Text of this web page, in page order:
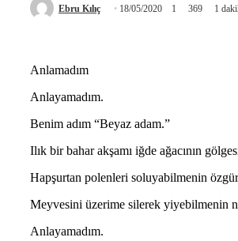
Ebru Kılıç 18/05/2020 1 369 1
Anlamadım
Anlayamadım.
Benim adım “Beyaz adam.”
Ilık bir bahar akşamı iğde ağacının
Hapşurtan polenleri soluyabilmenin
Meyvesini üzerime silerek yiyebilmenin
Anlayamadım.